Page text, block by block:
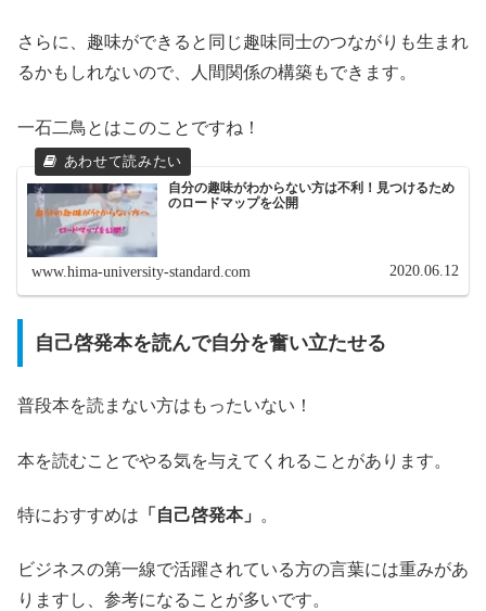
さらに、趣味ができると同じ趣味同士のつながりも生まれ
るかもしれないので、人間関係の構築もできます。
一石二鳥とはこのことですね！
自分の趣味がわからない方は不利！見つけるため
のロードマップを公開
www.hima-university-standard.com 2020.06.12
自己啓発本を読んで自分を奮い立たせる
普段本を読まない方はもったいない！
本を読むことでやる気を与えてくれることがあります。
特におすすめは 「自己啓発本」 。
ビジネスの第一線で活躍されている方の言葉には重みがあ
りますし、参考になることが多いです。